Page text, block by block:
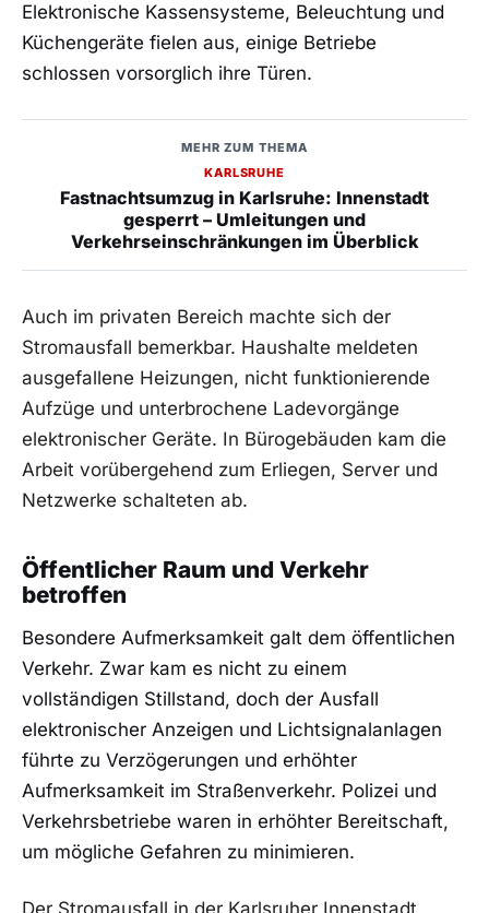
Elektronische Kassensysteme, Beleuchtung und
Küchengeräte fielen aus, einige Betriebe
schlossen vorsorglich ihre Türen.
MEHR ZUM THEMA
KARLSRUHE
Fastnachtsumzug in Karlsruhe: Innenstadt
gesperrt – Umleitungen und
Verkehrseinschränkungen im Überblick
Auch im privaten Bereich machte sich der
Stromausfall bemerkbar. Haushalte meldeten
ausgefallene Heizungen, nicht funktionierende
Aufzüge und unterbrochene Ladevorgänge
elektronischer Geräte. In Bürogebäuden kam die
Arbeit vorübergehend zum Erliegen, Server und
Netzwerke schalteten ab.
Öffentlicher Raum und Verkehr
betroffen
Besondere Aufmerksamkeit galt dem öffentlichen
Verkehr. Zwar kam es nicht zu einem
vollständigen Stillstand, doch der Ausfall
elektronischer Anzeigen und Lichtsignalanlagen
führte zu Verzögerungen und erhöhter
Aufmerksamkeit im Straßenverkehr. Polizei und
Verkehrsbetriebe waren in erhöhter Bereitschaft,
um mögliche Gefahren zu minimieren.